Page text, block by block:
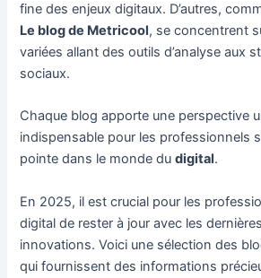
fine des enjeux digitaux. D’autres,
Le blog de Metricool, se concentrent
variées allant des outils d’analyse aux
sociaux.
Chaque blog apporte une perspective
indispensable pour les professionnels
pointe dans le monde dudigital.
En 2025, il est crucial pour les
digital de rester à jour avec les
innovations. Voici une sélection des
qui fournissent des informations